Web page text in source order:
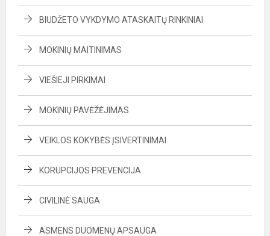
BIUDŽETO VYKDYMO ATASKAITŲ RINKINIAI
MOKINIŲ MAITINIMAS
VIEŠIEJI PIRKIMAI
MOKINIŲ PAVĖŽĖJIMAS
VEIKLOS KOKYBĖS ĮSIVERTINIMAI
KORUPCIJOS PREVENCIJA
CIVILINĖ SAUGA
ASMENS DUOMENŲ APSAUGA